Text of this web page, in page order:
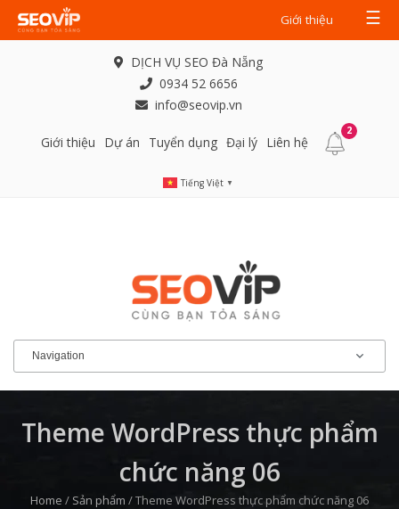
Giới thiệu ☰
DỊCH VỤ SEO Đà Nẵng
0934 52 6656
info@seovip.vn
Giới thiệu Dự án Tuyển dụng Đại lý Liên hệ
2
Tiếng Việt ▼
Theme WordPress thực phẩm
chức năng 06
Home / Sản phẩm /Theme WordPress thực phẩm chức năng 06